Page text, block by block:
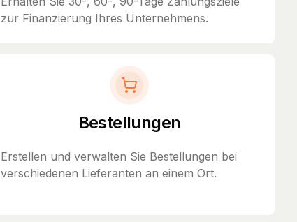
zur Finanzierung Ihres Unternehmens.
Bestellungen
Erstellen und verwalten Sie Bestellungen bei
verschiedenen Lieferanten an einem Ort.